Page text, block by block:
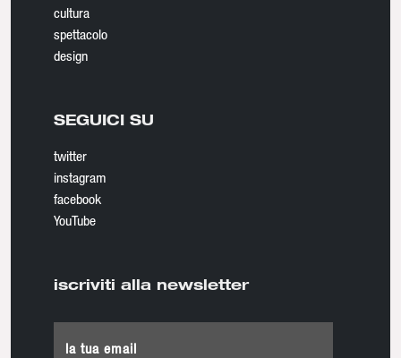
cultura
spettacolo
design
SEGUICI SU
twitter
instagram
facebook
YouTube
iscriviti alla newsletter
la tua email